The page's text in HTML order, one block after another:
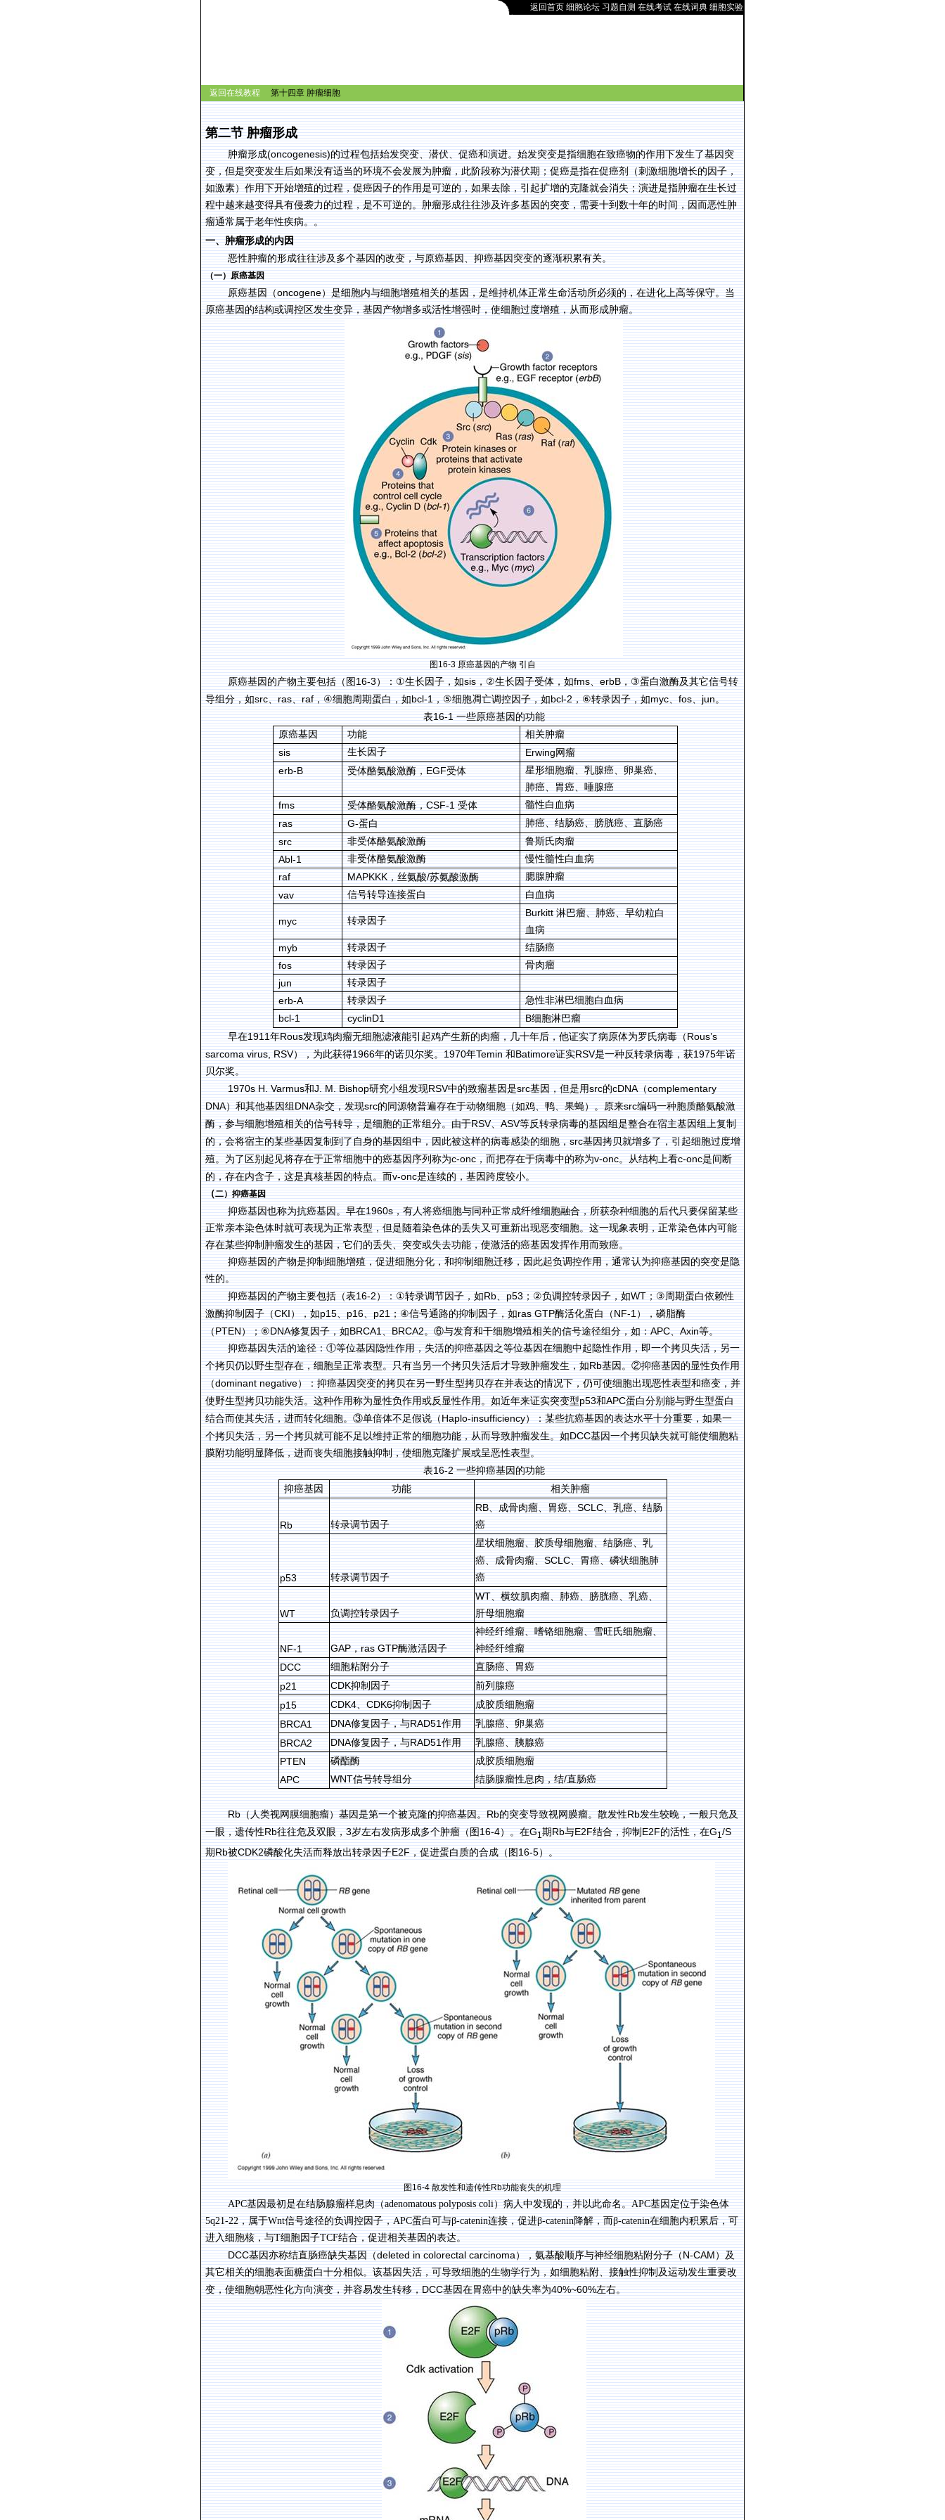
返回首页 细胞论坛 习题自测 在线考试 在线词典 细胞实验
返回在线教程 第十四章 肿瘤细胞
第二节 肿瘤形成
肿瘤形成(oncogenesis)的过程包括始发突变、潜伏、促癌和演进。始发突变是指细胞在致癌物的作用下发生了基因突
变，但是突变发生后如果没有适当的环境不会发展为肿瘤，此阶段称为潜伏期；促癌是指在促癌剂（刺激细胞增长的因子，
如激素）作用下开始增殖的过程，促癌因子的作用是可逆的，如果去除，引起扩增的克隆就会消失；演进是指肿瘤在生长过
程中越来越变得具有侵袭力的过程，是不可逆的。肿瘤形成往往涉及许多基因的突变，需要十到数十年的时间，因而恶性肿
瘤通常属于老年性疾病。。
一、肿瘤形成的内因
恶性肿瘤的形成往往涉及多个基因的改变，与原癌基因、抑癌基因突变的逐渐积累有关。
（一）原癌基因
原癌基因（oncogene）是细胞内与细胞增殖相关的基因，是维持机体正常生命活动所必须的，在进化上高等保守。当
原癌基因的结构或调控区发生变异，基因产物增多或活性增强时，使细胞过度增殖，从而形成肿瘤。
图16-3原癌基因的产物 引自
原癌基因的产物主要包括（图16-3）：①生长因子，如sis，②生长因子受体，如fms、erbB，③蛋白激酶及其它信号转
导组分，如src、ras、raf，④细胞周期蛋白，如bcl-1，⑤细胞凋亡调控因子，如bcl-2，⑥转录因子，如myc、fos、jun。
表16-1一些原癌基因的功能
原癌基因
功能 相关肿瘤
sis 生长因子 Erwing网瘤
erb-B 受体酪氨酸激酶，EGF受体
星形细胞瘤、乳腺癌、卵巢癌、
肺癌、胃癌、唾腺癌
fms 受体酪氨酸激酶，CSF-1受体 髓性白血病
ras G-蛋白 肺癌、结肠癌、膀胱癌、直肠癌
src 非受体酪氨酸激酶 鲁斯氏肉瘤
Abl-1 非受体酪氨酸激酶 慢性髓性白血病
raf MAPKKK，丝氨酸/苏氨酸激酶 腮腺肿瘤
vav 信号转导连接蛋白 白血病
myc 转录因子
Burkitt淋巴瘤、肺癌、早幼粒白
血病
myb 转录因子 结肠癌
fos 转录因子 骨肉瘤
jun 转录因子
erb-A 转录因子 急性非淋巴细胞白血病
bcl-1 cyclinD1 B细胞淋巴瘤
早在1911年Rous发现鸡肉瘤无细胞滤液能引起鸡产生新的肉瘤，几十年后，他证实了病原体为罗氏病毒（Rous’s
sarcoma virus, RSV），为此获得1966年的诺贝尔奖。1970年Temin和Batimore证实RSV是一种反转录病毒，获1975年诺
贝尔奖。
1970s H. Varmus和J. M. Bishop研究小组发现RSV中的致瘤基因是src基因，但是用src的cDNA（complementary
DNA）和其他基因组DNA杂交，发现src的同源物普遍存在于动物细胞（如鸡、鸭、果蝇）。原来src编码一种胞质酪氨酸激
酶，参与细胞增殖相关的信号转导，是细胞的正常组分。由于RSV、ASV等反转录病毒的基因组是整合在宿主基因组上复制
的，会将宿主的某些基因复制到了自身的基因组中，因此被这样的病毒感染的细胞，src基因拷贝就增多了，引起细胞过度增
殖。为了区别起见将存在于正常细胞中的癌基因序列称为c-onc，而把存在于病毒中的称为v-onc。从结构上看c-onc是间断
的，存在内含子，这是真核基因的特点。而v-onc是连续的，基因跨度较小。
（二）抑癌基因
抑癌基因也称为抗癌基因。早在1960s，有人将癌细胞与同种正常成纤维细胞融合，所获杂种细胞的后代只要保留某些
正常亲本染色体时就可表现为正常表型，但是随着染色体的丢失又可重新出现恶变细胞。这一现象表明，正常染色体内可能
存在某些抑制肿瘤发生的基因，它们的丢失、突变或失去功能，使激活的癌基因发挥作用而致癌。
抑癌基因的产物是抑制细胞增殖，促进细胞分化，和抑制细胞迁移，因此起负调控作用，通常认为抑癌基因的突变是隐
性的。
抑癌基因的产物主要包括（表16-2）：①转录调节因子，如Rb、p53；②负调控转录因子，如WT；③周期蛋白依赖性
激酶抑制因子（CKI），如p15、p16、p21；④信号通路的抑制因子，如ras GTP酶活化蛋白（NF-1），磷脂酶
（PTEN）；⑥DNA修复因子，如BRCA1、BRCA2。⑥与发育和干细胞增殖相关的信号途径组分，如：APC、Axin等。
抑癌基因失活的途径：①等位基因隐性作用，失活的抑癌基因之等位基因在细胞中起隐性作用，即一个拷贝失活，另一
个拷贝仍以野生型存在，细胞呈正常表型。只有当另一个拷贝失活后才导致肿瘤发生，如Rb基因。②抑癌基因的显性负作用
（dominant negative）：抑癌基因突变的拷贝在另一野生型拷贝存在并表达的情况下，仍可使细胞出现恶性表型和癌变，并
使野生型拷贝功能失活。这种作用称为显性负作用或反显性作用。如近年来证实突变型p53和APC蛋白分别能与野生型蛋白
结合而使其失活，进而转化细胞。③单倍体不足假说（Haplo-insufficiency）：某些抗癌基因的表达水平十分重要，如果一
个拷贝失活，另一个拷贝就可能不足以维持正常的细胞功能，从而导致肿瘤发生。如DCC基因一个拷贝缺失就可能使细胞粘
膜附功能明显降低，进而丧失细胞接触抑制，使细胞克隆扩展或呈恶性表型。
表16-2一些抑癌基因的功能
抑癌基因
功能 相关肿瘤
Rb 转录调节因子
RB、成骨肉瘤、胃癌、SCLC、乳癌、结肠
癌
p53 转录调节因子
星状细胞瘤、胶质母细胞瘤、结肠癌、乳
癌、成骨肉瘤、SCLC、胃癌、磷状细胞肺
癌
WT 负调控转录因子
WT、横纹肌肉瘤、肺癌、膀胱癌、乳癌、
肝母细胞瘤
NF-1 GAP，ras GTP酶激活因子
神经纤维瘤、嗜铬细胞瘤、雪旺氏细胞瘤、
神经纤维瘤
DCC 细胞粘附分子 直肠癌、胃癌
p21 CDK抑制因子 前列腺癌
p15 CDK4、CDK6抑制因子 成胶质细胞瘤
BRCA1 DNA修复因子，与RAD51作用 乳腺癌、卵巢癌
BRCA2 DNA修复因子，与RAD51作用 乳腺癌、胰腺癌
PTEN 磷酯酶 成胶质细胞瘤
APC WNT信号转导组分 结肠腺瘤性息肉，结/直肠癌
Rb（人类视网膜细胞瘤）基因是第一个被克隆的抑癌基因。Rb的突变导致视网膜瘤。散发性Rb发生较晚，一般只危及
一眼，遗传性Rb往往危及双眼，3岁左右发病形成多个肿瘤（图16-4）。在G1期Rb与E2F结合，抑制E2F的活性，在G1/S
期Rb被CDK2磷酸化失活而释放出转录因子E2F，促进蛋白质的合成（图16-5）。
图16-4散发性和遗传性Rb功能丧失的机理
APC基因最初是在结肠腺瘤样息肉（adenomatous polyposis coli）病人中发现的，并以此命名。APC基因定位于染色体
5q21-22，属于Wnt信号途径的负调控因子，APC蛋白可与β-catenin连接，促进β-catenin降解，而β-catenin在细胞内积累后，可
进入细胞核，与T细胞因子TCF结合，促进相关基因的表达。
DCC基因亦称结直肠癌缺失基因（deleted in colorectal carcinoma），氨基酸顺序与神经细胞粘附分子（N-CAM）及
其它相关的细胞表面糖蛋白十分相似。该基因失活，可导致细胞的生物学行为，如细胞粘附、接触性抑制及运动发生重要改
变，使细胞朝恶性化方向演变，并容易发生转移，DCC基因在胃癌中的缺失率为40%~60%左右。